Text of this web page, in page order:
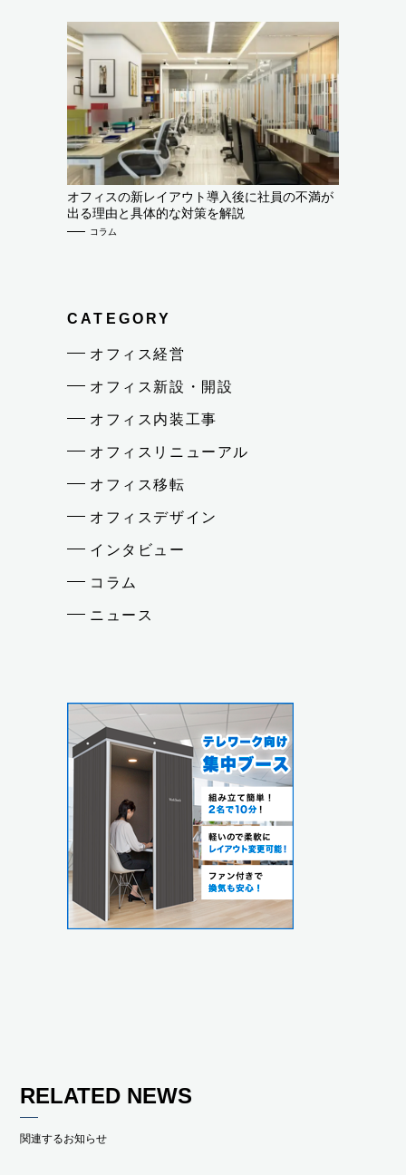
オフィスの新レイアウト導入後に社員の不満が
出る理由と具体的な対策を解説
コラム
CATEGORY
オフィス経営
オフィス新設・開設
オフィス内装工事
オフィスリニューアル
オフィス移転
オフィスデザイン
インタビュー
コラム
ニュース
RELATED NEWS
関連するお知らせ